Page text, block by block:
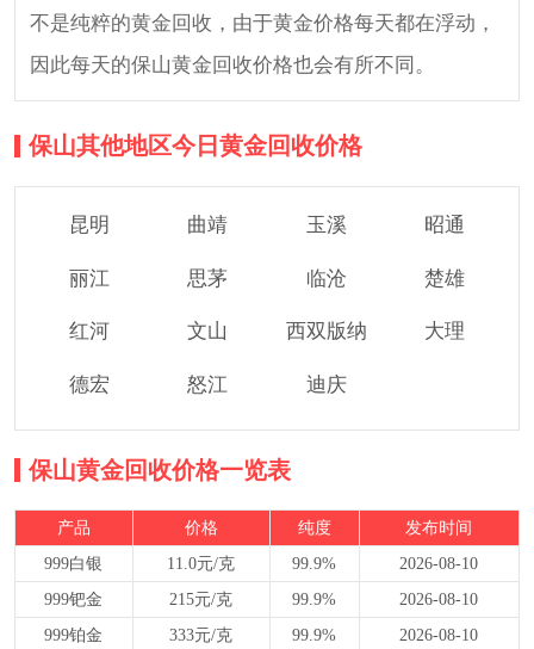
不是纯粹的黄金回收，由于黄金价格每天都在浮动，
因此每天的保山黄金回收价格也会有所不同。
保山其他地区今日黄金回收价格
昆明 曲靖 玉溪 昭通
丽江 思茅 临沧 楚雄
红河 文山 西双版纳 大理
德宏 怒江 迪庆
保山黄金回收价格一览表
产品 价格 纯度
发布时间
999白银
11.0元/克 99.9%
2026-08-10
999钯金
215元/克 99.9%
2026-08-10
999铂金
333元/克 99.9% 2026-08-10